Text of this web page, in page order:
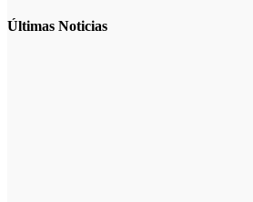
Últimas Noticias